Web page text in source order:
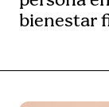
bienestar